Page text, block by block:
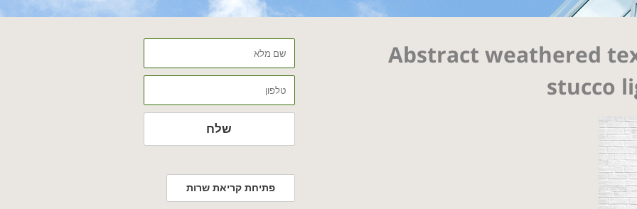
stained
Abstract weathered
stucco
שם
מלא
טלפון
שלח
פתיחת קריאת שרות